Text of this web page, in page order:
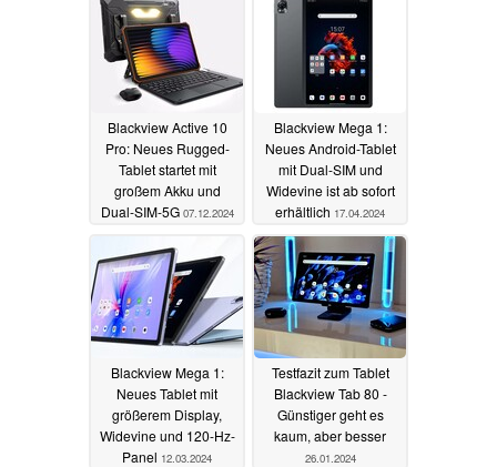
11.05.2025
Blackview Active 10
Pro: Neues Rugged-
Tablet startet mit
großem Akku und
Dual-SIM-5G 07.12.2024
Blackview Mega 1:
Neues Android-Tablet
mit Dual-SIM und
Widevine ist ab sofort
erhältlich 17.04.2024
Blackview Mega 1:
Neues Tablet mit
größerem Display,
Widevine und 120-Hz-
Panel 12.03.2024
Testfazit zum Tablet
Blackview Tab 80 -
Günstiger geht es
kaum, aber besser
26.01.2024